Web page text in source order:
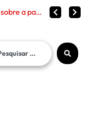
Senado dos EUA ouve Anthony Fauci sobre a pandemia de Covid-19 e reabre debate sobre censura, políti